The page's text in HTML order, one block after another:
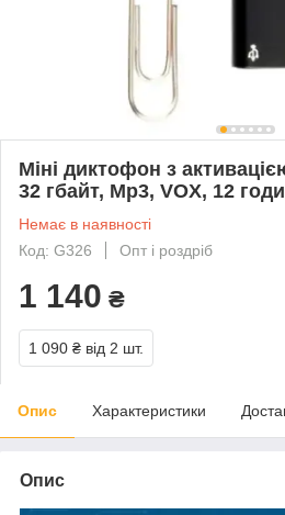
Міні диктофон з
32 гбайт, Mp3, VOX, 12
Немає в наявності
Код: G326
Опт і роздріб
1 140 ₴
1 090 ₴ від 2 шт.
Опис Характеристики
Опис